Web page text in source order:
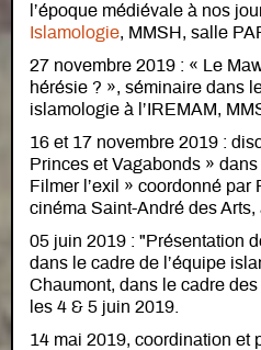
l’époque médiévale à nos
Islamologie, MMSH, salle
27 novembre 2019 : « Le
hérésie ? », séminaire dans
islamologie à l’IREMAM,
16 et 17 novembre 2019 :
Princes et Vagabonds »
Filmer l’exil » coordonné
cinéma Saint-André des Arts,
05 juin 2019 : "Présentation
dans le cadre de l’équipe
Chaumont, dans le cadre des
les 4 & 5 juin 2019.
14 mai 2019, coordination et